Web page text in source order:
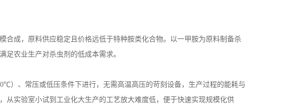
合成，原料供应稳定且价格远低于特种胺类化合物。以一甲胺为原料制备杀
足农业生产对杀虫剂的低成本需求。
℃）、常压或低压条件下进行，无需高温高压的苛刻设备，生产过程的能耗与
实验室小试到工业化大生产的工艺放大难度低，便于快速实现规模化供